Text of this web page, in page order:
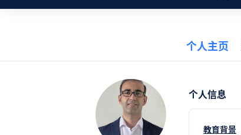
个人主页
个人信息
教育背景